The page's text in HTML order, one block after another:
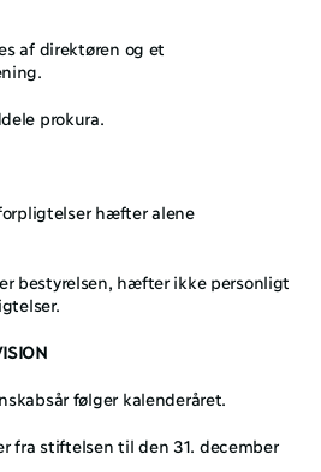
af direktøren og et
prokura.
hæfter alene
bestyrelsen, hæfter ikke personligt
følger kalenderåret.
fra stiftelsen til den 31. december